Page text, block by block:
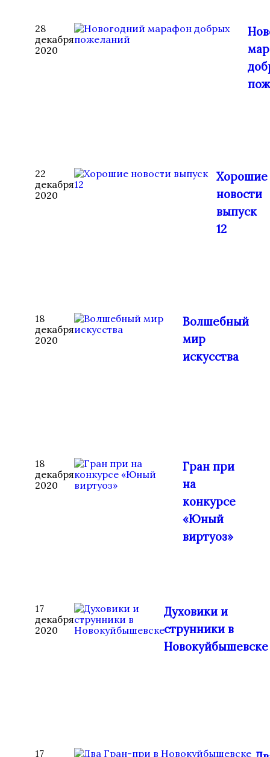
28
декабря
2020
22
декабря
2020
Xорошие
новости
выпуск
12
18
декабря
2020
Волшебный
мир
искусства
18
декабря
2020
Гран при
на
конкурсе
«Юный
виртуоз»
17
декабря
2020
Духовики и
струнники в
Новокуйбышевске
17